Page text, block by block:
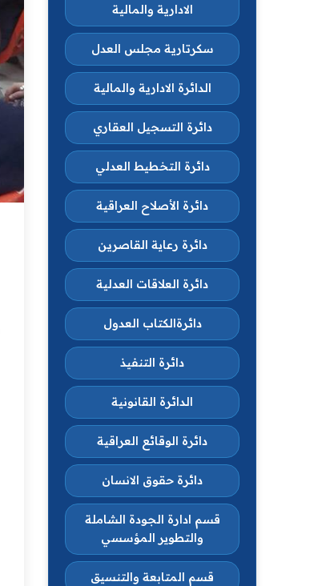
الادارية والمالية
سكرتارية مجلس العدل
الدائرة الادارية والمالية
دائرة التسجيل العقاري
دائرة التخطيط العدلي
دائرة الأصلاح العراقية
دائرة رعاية القاصرين
دائرة العلاقات العدلية
دائرةالكتاب العدول
دائرة التنفيذ
الدائرة القانونية
دائرة الوقائع العراقية
دائرة حقوق الانسان
قسم ادارة الجودة الشاملة
والتطوير المؤسسي
قسم المتابعة والتنسيق